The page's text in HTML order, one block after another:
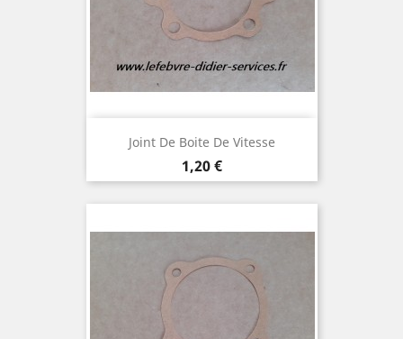
Joint De Boite De Vitesse
Prix
1,20 €